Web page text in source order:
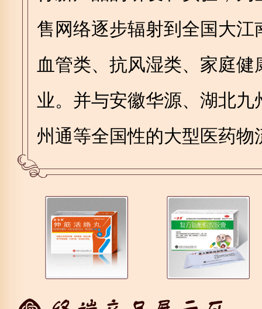
售网络逐步辐射到全国大
血管类、抗风湿类、家庭
业。并与安徽华源、湖北
州通等全国性的大型医药